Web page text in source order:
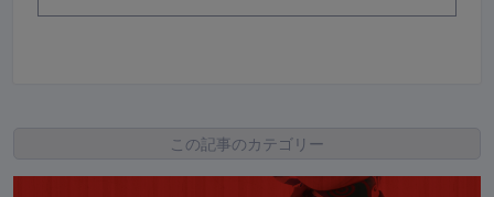
この記事のカテゴリー